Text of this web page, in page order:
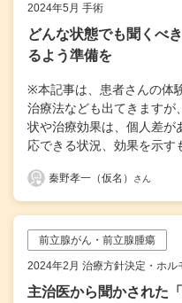
2024年5月 手術
どんな状態でも聞くべ
るよう準備を
※本記事は、患者さんの体
治療法なども出てきますが
状や治療効果は、個人差が
応できる状況、効果を示す
秦野孝一（仮名） さん
前立腺がん・前立腺腫瘍
2024年2月 治療方針決定・ホル
主治医から聞かされた